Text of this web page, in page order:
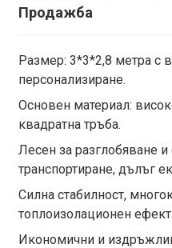
Продажба
Размер: 3*3*2,8 метра с
персонализиране.
Основен материал:
квадратна тръба.
Лесен за разглобяване и
транспортиране, дълъг
Силна стабилност,
топлоизолационен ефект.
Икономични и